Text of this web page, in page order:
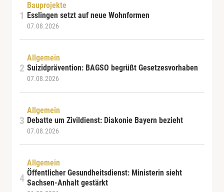
Bauprojekte
Esslingen setzt auf neue Wohnformen
07.08.2026
Allgemein
Suizidprävention: BAGSO begrüßt Gesetzesvorhaben
07.08.2026
Allgemein
Debatte um Zivildienst: Diakonie Bayern bezieht
07.08.2026
Allgemein
Öffentlicher Gesundheitsdienst: Ministerin sieht
Sachsen-Anhalt gestärkt